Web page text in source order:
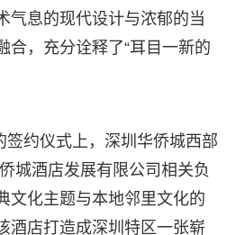
气息的现代设计与浓郁的当
合，充分诠释了“耳目一新的
签约仪式上，深圳华侨城西部
城酒店发展有限公司相关负
文化主题与本地邻里文化的
酒店打造成深圳特区一张崭